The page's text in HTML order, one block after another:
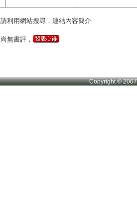
請利用網站搜尋，連結內容簡介
尚無書評，
Copyright © 2007